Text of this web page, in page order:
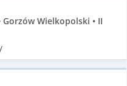
Gorzów Wielkopolski • II